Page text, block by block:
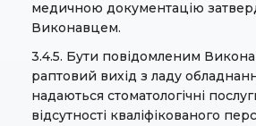
медичною документацію
Виконавцем.
3.4.5. Бути повідомленим
раптовий вихід з ладу
надаються стоматологічні
відсутності кваліфікованого